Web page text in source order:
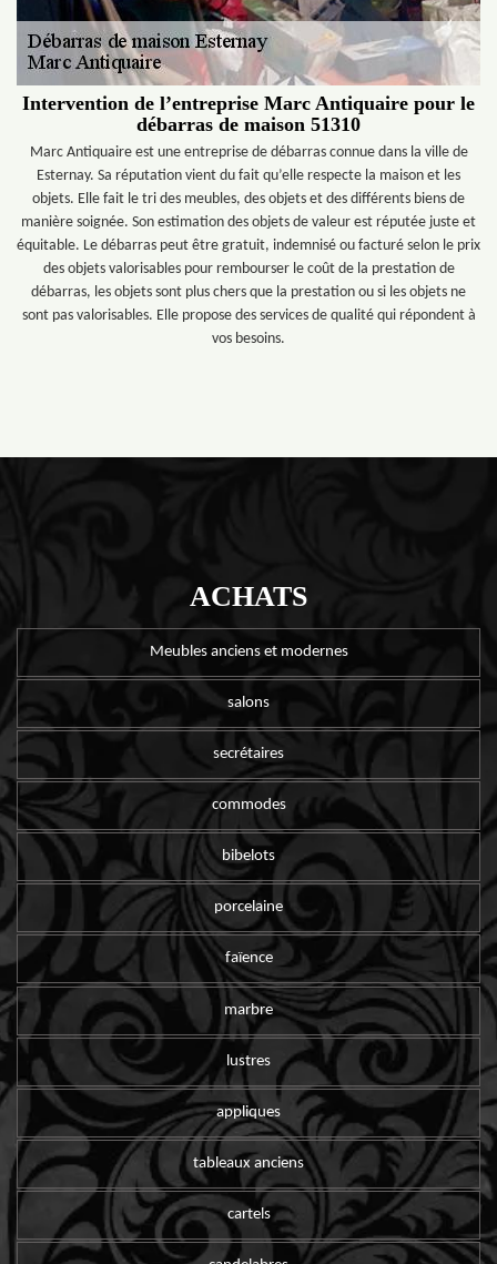
Intervention de l’entreprise Marc Antiquaire pour le
débarras de maison 51310
Marc Antiquaire est une entreprise de débarras connue dans la ville de
Esternay. Sa réputation vient du fait qu’elle respecte la maison et les
objets. Elle fait le tri des meubles, des objets et des différents biens de
manière soignée. Son estimation des objets de valeur est réputée juste et
équitable. Le débarras peut être gratuit, indemnisé ou facturé selon le prix
des objets valorisables pour rembourser le coût de la prestation de
débarras, les objets sont plus chers que la prestation ou si les objets ne
sont pas valorisables. Elle propose des services de qualité qui répondent à
vos besoins.
ACHATS
Meubles anciens et modernes
salons
secrétaires
commodes
bibelots
porcelaine
faïence
marbre
lustres
appliques
tableaux anciens
cartels